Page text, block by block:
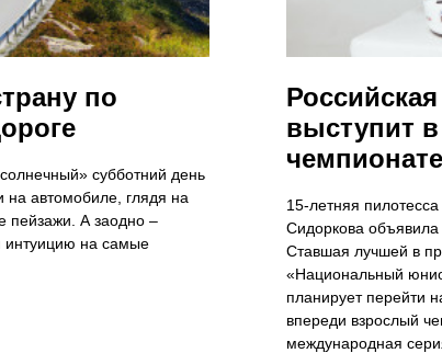
по
субботний день
на автомобиле, глядя на
пейзажи. А заодно –
интуицию на самые
выступит
15-летняя
Сидоркова объявила
Ставшая лучшей в
«Национальный
планирует перейти
впереди взрослый
международная